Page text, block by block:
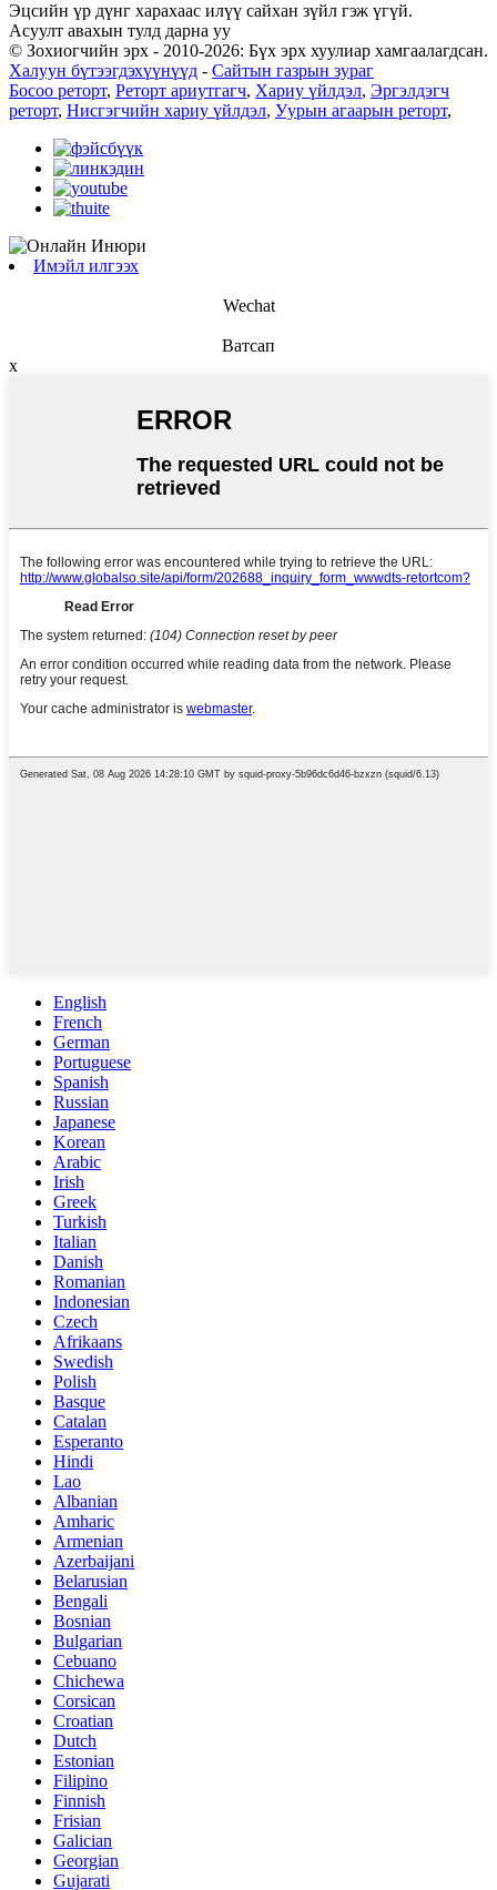
Эцсийн үр дүнг харахаас илүү сайхан зүйл гэж үгүй.
Асуулт авахын тулд дарна уу
© Зохиогчийн эрх - 2010-2026: Бүх эрх хуулиар хамгаалагдсан.
Халуун бүтээгдэхүүнүүд - Сайтын газрын зураг
Босоо реторт, Реторт ариутгагч, Хариу үйлдэл, Эргэлдэгч
реторт, Нисгэгчийн хариу үйлдэл, Уурын агаарын реторт,
Имэйл илгээх
Wechat
Ватсап
x
English
French
German
Portuguese
Spanish
Russian
Japanese
Korean
Arabic
Irish
Greek
Turkish
Italian
Danish
Romanian
Indonesian
Czech
Afrikaans
Swedish
Polish
Basque
Catalan
Esperanto
Hindi
Lao
Albanian
Amharic
Armenian
Azerbaijani
Belarusian
Bengali
Bosnian
Bulgarian
Cebuano
Chichewa
Corsican
Croatian
Dutch
Estonian
Filipino
Finnish
Frisian
Galician
Georgian
Gujarati